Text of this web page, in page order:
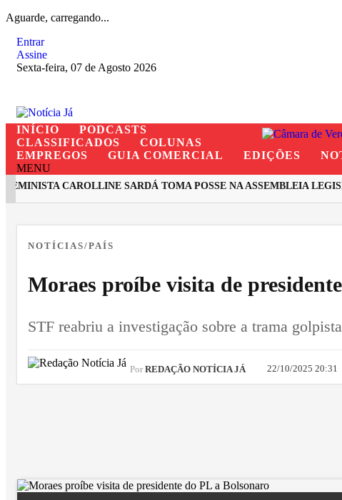
Aguarde, carregando...
Entrar
Assine
Sexta-feira, 07 de Agosto 2026
INÍCIO
PODCASTS
CLASSIFICADOS
COLUNAS
EMPREGOS
GUIA COMERCIAL EDIÇÕES
MENU
CAROLLINE SARDÁ TOMA POSSE NA ASSEMBLEIA
NOTÍCIAS/PAÍS
Moraes proíbe visita de
STF reabriu a investigação sobre a trama
Por REDAÇÃO NOTÍCIA JÁ 22/10/2025 20:31